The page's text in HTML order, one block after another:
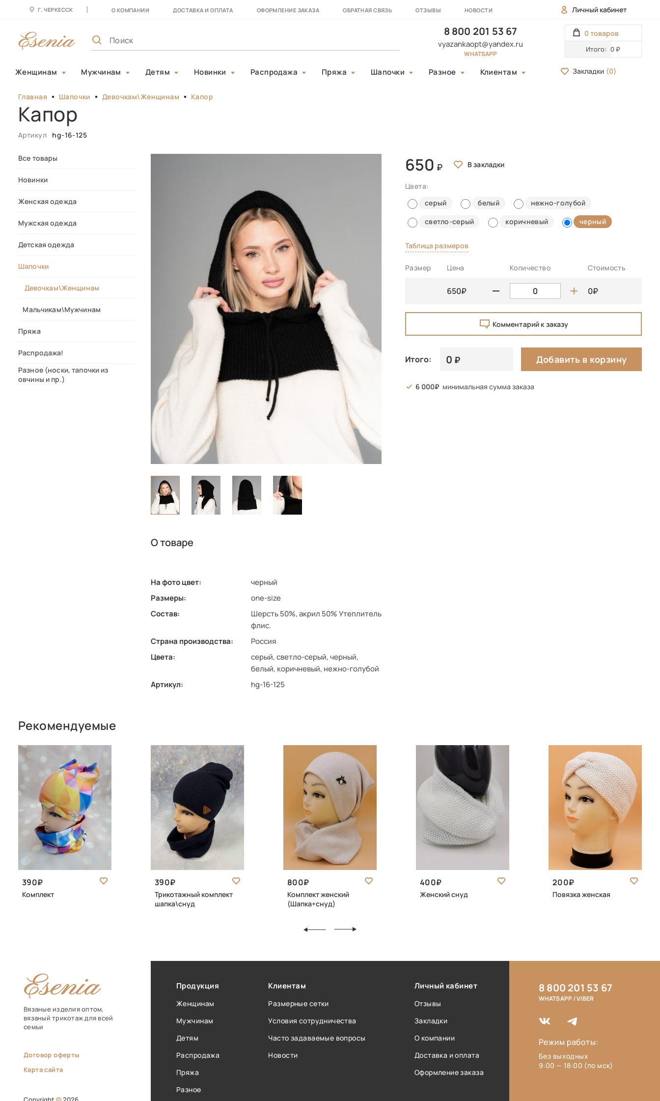
Г. ЧЕРКЕССК О КОМПАНИИ ДОСТАВКА И ОПЛАТА ОФОРМЛЕНИЕ ЗАКАЗА ОБРАТНАЯ СВЯЗЬ ОТЗЫВЫ НОВОСТИ Личный кабинет
8 800 201 53 67
vyazankaopt@yandex.ru
WHATSAPP
0 товаров
Итого: 0 ₽
Женщинам Мужчинам Детям Новинки Распродажа Пряжа Шапочки Разное Клиентам Закладки (0)
Главная Шапочки Девочкам\Женщинам Капор
Капор
Артикул hg-16-125
Все товары
Новинки
Женская одежда
Мужская одежда
Детская одежда
Шапочки
Девочкам\Женщинам
Мальчикам\Мужчинам
Пряжа
Распродажа!
Разное (носки, тапочки из
овчины и пр.)
О товаре
На фото цвет:
черный
Размеры:
one-size
Состав:
Шерсть 50%, акрил 50% Утеплитель
флис.
Страна производства:
Россия
Цвета:
серый, светло-серый, черный,
белый, коричневый, нежно-голубой
Артикул:
hg-16-125
650
Цвета:
серый
белый
нежно-голубой
светло-серый
коричневый черный
Таблица размеров
Размер Цена Количество Стоимость
650 0
Комментарий к заказу
Итого: 0 Добавить в корзину
6 000 минимальная сумма заказа
Рекомендуемые
390
Комплект
390
Трикотажный комплект
шапка\снуд
800
Комплект женский
(Шапка+снуд)
400
Женский снуд
200
Повязка женская
Вязаные изделия оптом,
вязаный трикотаж для всей
семьи
Договор оферты
Карта сайта
Продукция
Женщинам
Мужчинам
Детям
Распродажа
Пряжа
Разное
Клиентам
Размерные сетки
Условия сотрудничества
Часто задаваемые вопросы
Новости
Личный кабинет
Отзывы
Закладки
О компании
Доставка и оплата
Оформление заказа
8 800 201 53 67
WHATSAPP / VIBER
Режим работы:
Без выходных
9:00 — 18:00 (по мск)